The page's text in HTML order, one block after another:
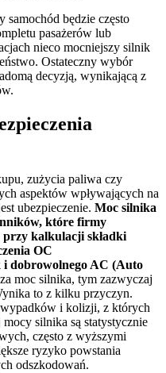
samochód będzie często
pasażerów lub
nieco mocniejszy silnik
Ostateczny wybór
decyzją, wynikającą z
zużycia paliwa czy
aspektów wpływających na
ubezpieczenie. Moc silnika
które firmy
przy kalkulacji składki
OC
dobrowolnego AC (Auto
moc silnika, tym zazwyczaj
to z kilku przyczyn.
i kolizji, z których
silnika są statystycznie
często z wyższymi
ryzyko powstania
odszkodowań.